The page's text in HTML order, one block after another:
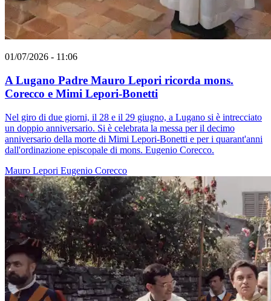
01/07/2026 - 11:06
A Lugano Padre Mauro Lepori ricorda mons.
Corecco e Mimi Lepori-Bonetti
Nel giro di due giorni, il 28 e il 29 giugno, a Lugano si è intrecciato
un doppio anniversario. Si è celebrata la messa per il decimo
anniversario della morte di Mimi Lepori-Bonetti e per i quarant'anni
dall'ordinazione episcopale di mons. Eugenio Corecco.
Mauro Lepori Eugenio Corecco